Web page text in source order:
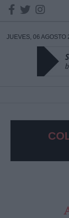
JUEVES, 06 AGOSTO
DATOS
Datos tratados: